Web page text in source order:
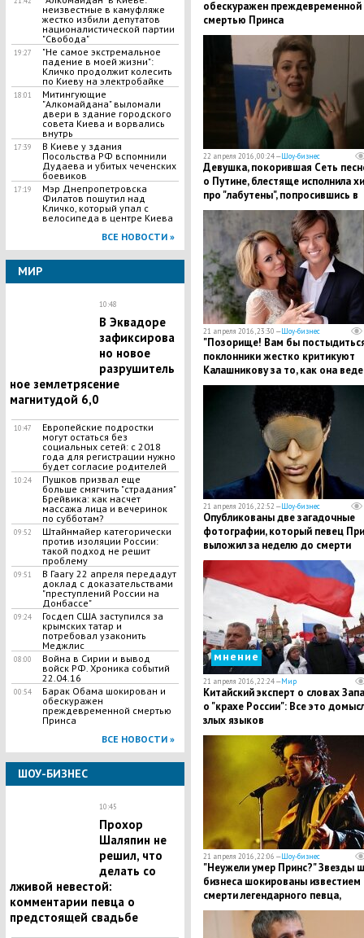
неизвестные в камуфляже
жестко избили депутатов
националистической партии
"Свобода"
19:27
"Не самое экстремальное
падение в моей жизни":
Кличко продолжит колесить
по Киеву на электробайке
18:01
Митингующие
"Алкомайдана" выломали
двери в здание городского
совета Киева и ворвались
внутрь
17:39
В Киеве у здания
Посольства РФ вспомнили
Дудаева и убитых чеченских
боевиков
17:19
Мэр Днепропетровска
Филатов пошутил над
Кличко, который упал с
велосипеда в центре Киева
ВСЕ НОВОСТИ »
МИР
10:48
В Эквадоре
зафиксирова
но новое
разрушитель
ное землетрясение
магнитудой 6,0
10:47
Европейские подростки
могут остаться без
социальных сетей: с 2018
года для регистрации нужно
будет согласие родителей
10:24
Пушков призвал еще
больше смягчить "страдания"
Брейвика: как насчет
массажа лица и вечеринок
по субботам?
09:52
Штайнмайер категорически
против изоляции России:
такой подход не решит
проблему
09:51
В Гаагу 22 апреля передадут
доклад с доказательствами
"преступлений России на
Донбассе"
09:24
Госдеп США заступился за
крымских татар и
потребовал узаконить
Меджлис
08:00
Война в Сирии и вывод
войск РФ. Хроника событий
22.04.16
00:54
Барак Обама шокирован и
обескуражен
преждевременной смертью
Принса
ВСЕ НОВОСТИ »
ШОУ-БИЗНЕС
10:45
Прохор
Шаляпин не
решил, что
делать со
лживой невестой:
комментарии певца о
предстоящей свадьбе
обескуражен преждевременной
смертью Принса
22 апреля 2016, 00:24 —Шоу-бизнес
Девушка, покорившая Сеть
о Путине, блестяще исполнила
про "лабутены", попросившись в
группу к Шнурову
21 апреля 2016, 23:30 —Шоу-бизнес
"Позорище! Вам бы
поклонники жестко критикуют
Калашникову за то, как она
себя после скандала
21 апреля 2016, 22:52 —Шоу-бизнес
Опубликованы две загадочные
фотографии, который певец
выложил за неделю до смерти
мнение
21 апреля 2016, 22:24 —Мир
Китайский эксперт о словах
о "крахе России": Все это
злых языков
21 апреля 2016, 22:06 —Шоу-бизнес
"Неужели умер Принс?" Звезды
бизнеса шокированы известием
смерти легендарного певца,
называя его "ангелом"